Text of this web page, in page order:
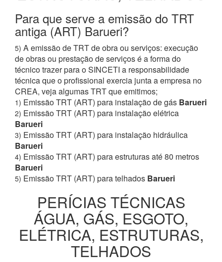
Para que serve a emissão do TRT
antiga (ART) Barueri?
5) A emissão de TRT de obra ou serviços: execução
de obras ou prestação de serviços é a forma do
técnico trazer para o SINCETI a responsabilidade
técnica que o profissional exercia junta a empresa no
CREA, veja algumas TRT que emitimos;
1) Emissão TRT (ART) para instalação de gás Barueri
2) Emissão TRT (ART) para instalação elétrica
Barueri
3) Emissão TRT (ART) para instalação hidráulica
Barueri
4) Emissão TRT (ART) para estruturas até 80 metros
Barueri
5) Emissão TRT (ART) para telhados Barueri
PERÍCIAS TÉCNICAS
ÁGUA, GÁS, ESGOTO,
ELÉTRICA, ESTRUTURAS,
TELHADOS